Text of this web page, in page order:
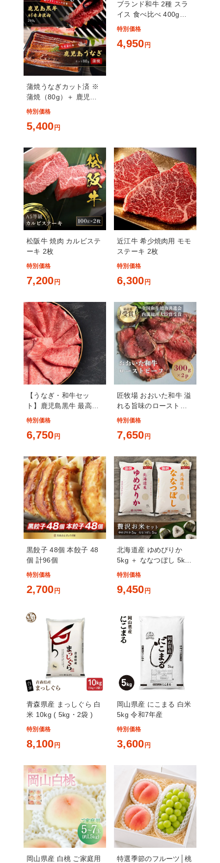
蒲焼うなぎカット済 ※
蒲焼（80g）＋ 鹿児島
和牛・A5赤身焼肉 200g
特別価格
5,400 円
ブランド和牛 2種 スラ
イス 食べ比べ 400g
（200g×2）
特別価格
4,950 円
松阪牛 焼肉 カルビステ
ーキ 2枚
特別価格
7,200 円
近江牛 希少焼肉用 モモ
ステーキ 2枚
特別価格
6,300 円
【うなぎ・和牛セッ
ト】鹿児島黒牛 最高級
A5 焼肉 上モモスライス
無頭 蒲焼 1尾分（140g
特別価格
6,750 円
匠牧場 おおいた和牛 溢
れる旨味のローストビ
ーフ 300gx2
特別価格
7,650 円
黒餃子 48個 本餃子 48
個 計96個
特別価格
2,700 円
北海道産 ゆめぴりか
5kg ＋ ななつぼし 5kg
計10kg 令和7年産
特別価格
9,450 円
青森県産 まっしぐら 白
米 10kg ( 5kg・2袋 )
特別価格
8,100 円
岡山県産 にこまる 白米
5kg 令和7年産
特別価格
3,600 円
岡山県産 白桃 ご家庭用
特選季節のフルーツ│桃